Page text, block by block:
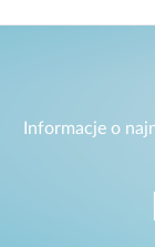
Informacje o